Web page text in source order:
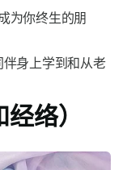
为你终生的朋
身上学到和从老
络）